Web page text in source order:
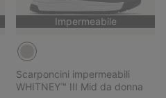
Impermeabile
Scarponcini impermeabili
WHITNEY™ III Mid da donna